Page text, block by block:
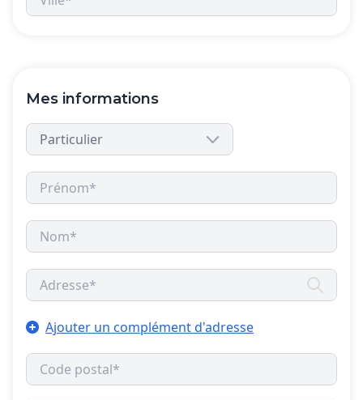
Mes informations
Ajouter un complément d'adresse